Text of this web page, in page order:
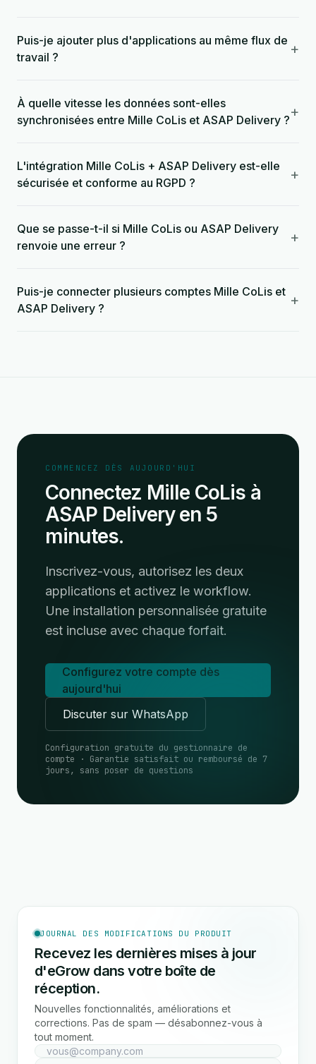
Puis-je ajouter plus d'applications au même flux de
travail ?
+
À quelle vitesse les données sont-elles
synchronisées entre Mille CoLis et ASAP Delivery ?+
L'intégration Mille CoLis + ASAP Delivery est-elle
sécurisée et conforme au RGPD ?
+
Que se passe-t-il si Mille CoLis ou ASAP Delivery
renvoie une erreur ?
+
Puis-je connecter plusieurs comptes Mille CoLis et
ASAP Delivery ?
+
COMMENCEZ DÈS AUJOURD'HUI
Connectez Mille CoLis à
ASAP Delivery en 5
minutes.
Inscrivez-vous, autorisez les deux
applications et activez le workflow.
Une installation personnalisée gratuite
est incluse avec chaque forfait.
Configurez votre compte dès
aujourd'hui
Discuter sur WhatsApp
Configuration gratuite du gestionnaire de
compte · Garantie satisfait ou remboursé de 7
jours, sans poser de questions
JOURNAL DES MODIFICATIONS DU PRODUIT
Recevez les dernières mises à jour
d'eGrow dans votre boîte de
réception.
Nouvelles fonctionnalités, améliorations et
corrections. Pas de spam — désabonnez-vous à
tout moment.